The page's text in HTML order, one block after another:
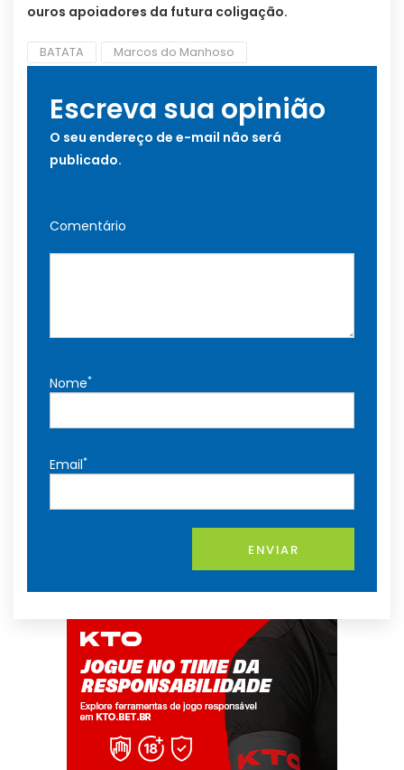
ouros apoiadores da futura coligação.
BATATA Marcos do Manhoso
Escreva sua opinião
O seu endereço de e-mail não será
publicado.
Comentário
Nome*
Email*
ENVIAR